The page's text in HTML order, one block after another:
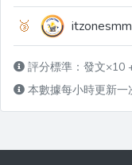
🥉 itzonesmm
評分標準：發文×10
本數據每小時更新一